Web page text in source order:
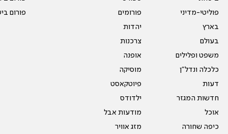
פוליטי-מדיני
בארץ
בעולם
משפט ופלילים
כלכלה ונדל"ן
דעות
חדשות המגזר
אוכל
כיפה שחורה
פורומים
יהדות
צרכנות
אופנה
מוסיקה
פיוטקאסט
ילדודס
מודעות אבל
מזג אוויר
פורום